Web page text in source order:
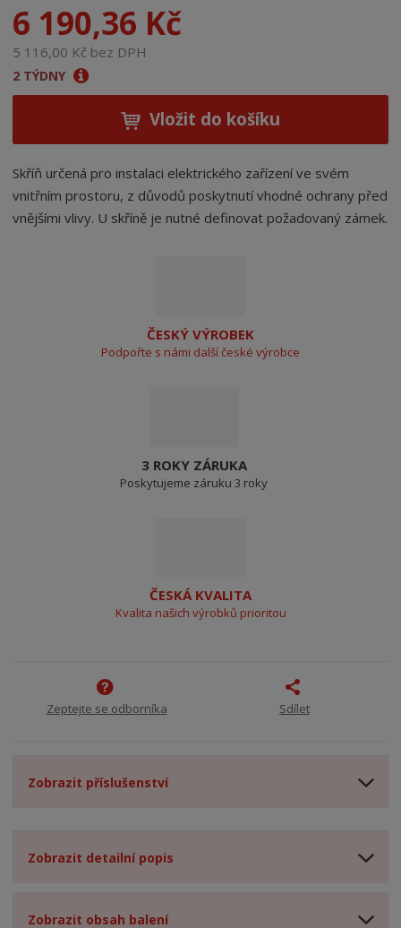
6 190,36 Kč
5 116,00 Kč bez DPH
2 TÝDNY
Vložit do košíku
Skříň určená pro instalaci elektrického zařízení ve svém
vnitřním prostoru, z důvodů poskytnutí vhodné ochrany před
vnějšími vlivy. U skříně je nutné definovat požadovaný zámek.
ČESKÝ VÝROBEK
Podpořte s námi další české výrobce
3 ROKY ZÁRUKA
Poskytujeme záruku 3 roky
ČESKÁ KVALITA
Kvalita našich výrobků prioritou
Zeptejte se odborníka Sdílet
Zobrazit příslušenství
Zobrazit detailní popis
Zobrazit obsah balení